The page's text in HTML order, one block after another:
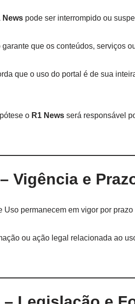
News pode ser interrompido ou
garante que os conteúdos, serviços
que o uso do portal é de sua
o R1 News será responsável
Vigência e
Uso permanecem em vigor por
ou ação legal relacionada ao